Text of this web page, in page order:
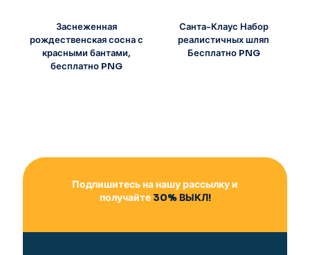
Заснеженная
рождественская сосна с
красными бантами,
бесплатно PNG
Санта-Клаус Набор
реалистичных шляп
Бесплатно PNG
Подпишитесь на нашу рассылку и
получайте30% ВЫКЛ!